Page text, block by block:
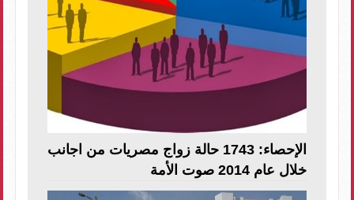
الإحصاء: 1743 حالة زواج مصريات من اجانب
خلال عام 2014 صوت الأمة